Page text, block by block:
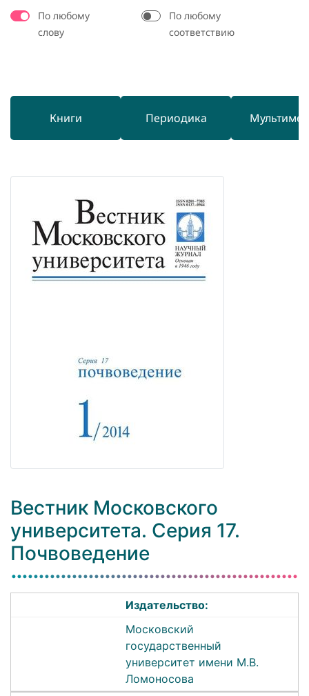
По любому
слову
По любому
соответствию
Книги Периодика
Вестник Московского
университета. Серия 17.
Почвоведение
Издательство:
Московский
государственный
университет имени М.В.
Ломоносова